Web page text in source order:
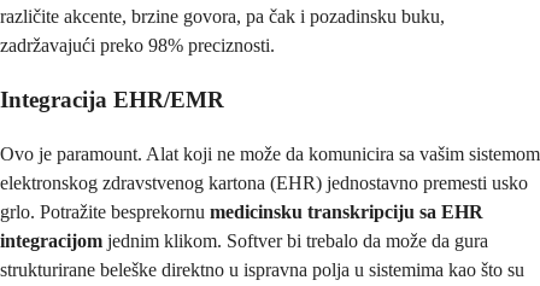
različite akcente, brzine govora, pa čak i pozadinsku buku,
zadržavajući preko 98% preciznosti.
Integracija EHR/EMR
Ovo je paramount. Alat koji ne može da komunicira sa vašim sistemom
elektronskog zdravstvenog kartona (EHR) jednostavno premesti usko
grlo. Potražite besprekornu medicinsku transkripciju sa EHR
integracijom jednim klikom. Softver bi trebalo da može da gura
strukturirane beleške direktno u ispravna polja u sistemima kao što su